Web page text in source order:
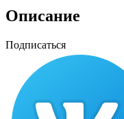
Описание
Подписаться